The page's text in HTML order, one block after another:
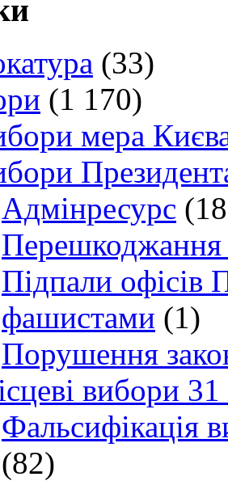
(33)
(1 170)
мера
Адмінресурс
Перешкоджання
Підпали офісів
фашистами (1)
Порушення
вибори
Фальсифікація
(82)